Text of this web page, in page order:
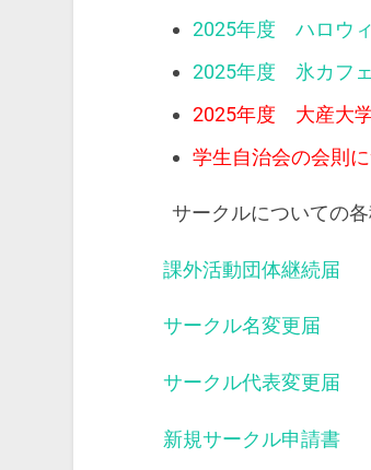
2025年度 ハロウ
2025年度 氷カフ
2025年度 大産大
学生自治会の会則
サークルについての
課外活動団体継続届
サークル名変更届
サークル代表変更届
新規サークル申請書